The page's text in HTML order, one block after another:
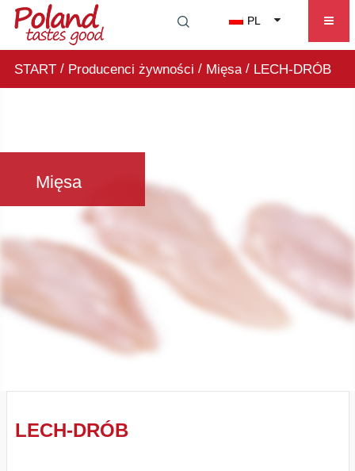
PL
START/ Producenci żywności / Mięsa/ LECH-DRÓB
Mięsa
LECH-DRÓB